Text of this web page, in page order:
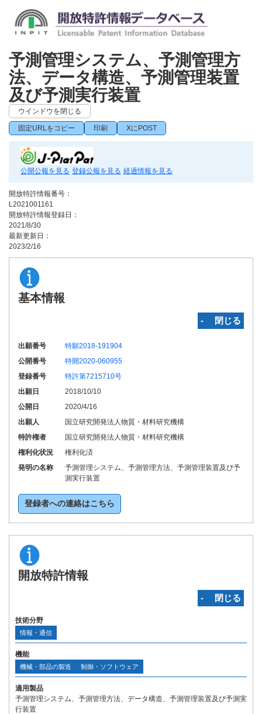
予測管理システム、予測管理方
法、データ構造、予測管理装置
及び予測実行装置
ウインドウを閉じる
固定URLをコピー 印刷 XにPOST
公開公報を見る 登録公報を見る 経過情報を見る
開放特許情報番号：
L2021001161
開放特許情報登録日：
2021/8/30
最新更新日：
2023/2/16
基本情報
‐ 閉じる
出願番号
特願2018-191904
公開番号
特開2020-060955
登録番号
特許第7215710号
出願日
2018/10/10
公開日
2020/4/16
出願人
国立研究開発法人物質・材料研究機構
特許権者
国立研究開発法人物質・材料研究機構
権利化状況
権利化済
発明の名称
予測管理システム、予測管理方法、予測管理装置及び予
測実行装置
登録者への連絡はこちら
開放特許情報
‐ 閉じる
技術分野
情報・通信
機能
機械・部品の製造 制御・ソフトウェア
適用製品
予測管理システム、予測管理方法、データ構造、予測管理装置及び予測実
行装置